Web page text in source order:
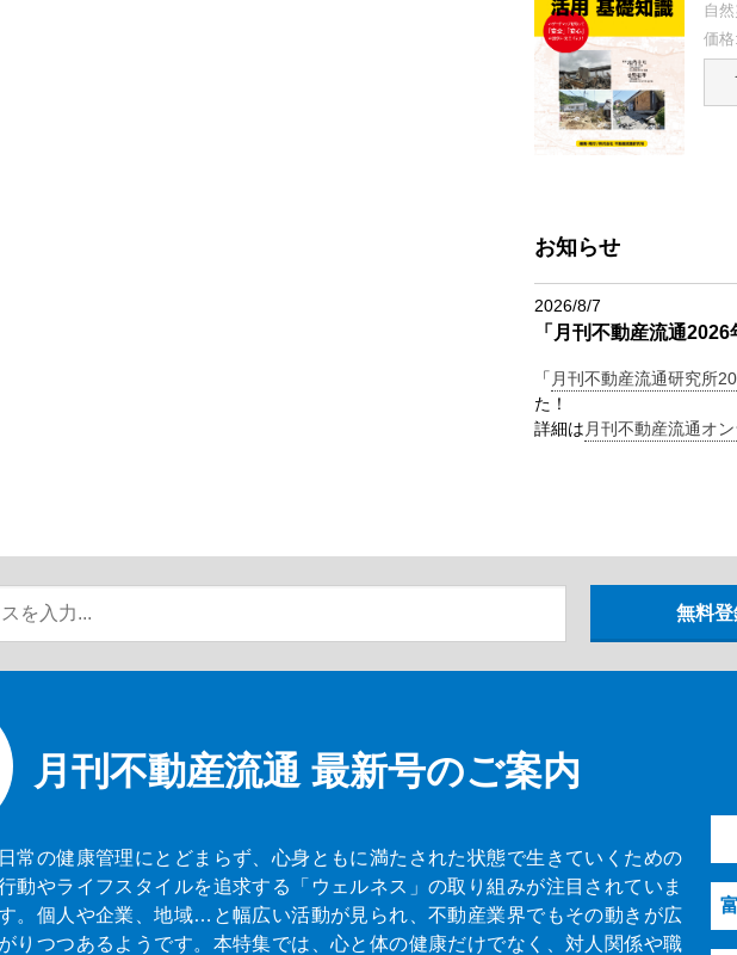
自
価格
お知らせ
2026/8/7
「月刊不動産流通
「 月刊不動産流通研究所
た！
詳細は 月刊不動産流通オ
月刊不動産流通 最新号のご案内
日常の健康管理にとどまらず、心身ともに満たされた状態で生きていくための
動やライフスタイルを追求する「ウェルネス」の取り組みが注目されていま
。個人や企業、地域…と幅広い活動が見られ、不動産業界でもその動きが広
がりつつあるようです。本特集では、心と体の健康だけでなく、対人関係や職